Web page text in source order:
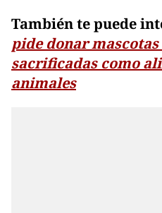
También te puede
pide donar
sacrificadas como
animales